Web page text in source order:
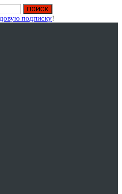
подписку!